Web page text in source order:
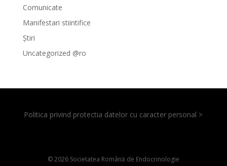
Comunicate
Manifestari stiintifice
Știri
Uncategorized @ro
Politica privind protectia datelor cu caracter personal >
© 2026 Societatea Română de Endocrinologie